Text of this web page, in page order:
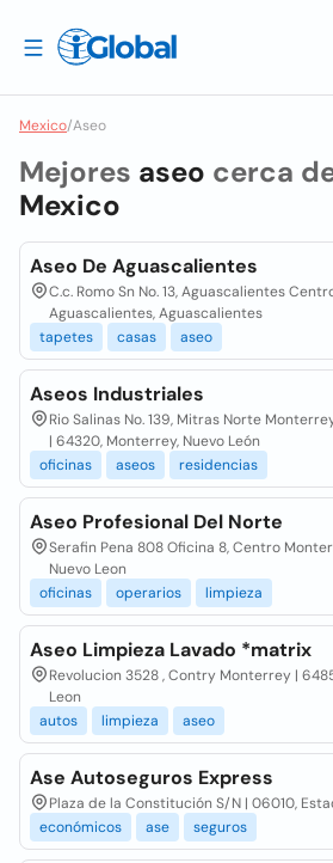
Mexico/Aseo
Mejores aseo cerca
Mexico
Aseo De Aguascalientes
C.c. Romo Sn No. 13, Aguascalientes
Aguascalientes, Aguascalientes
tapetes
casas aseo
Aseos Industriales
Rio Salinas No. 139, Mitras Norte
| 64320, Monterrey, Nuevo León
oficinas
aseos residencias
Aseo Profesional Del Norte
Serafin Pena 808 Oficina 8, Centro
Nuevo Leon
oficinas
operarios limpieza
Aseo Limpieza Lavado *matrix
Revolucion 3528 , Contry Monterrey |
Leon
autos
limpieza aseo
Ase Autoseguros Express
Plaza de la Constitución S/N | 06010,
económicos
ase seguros